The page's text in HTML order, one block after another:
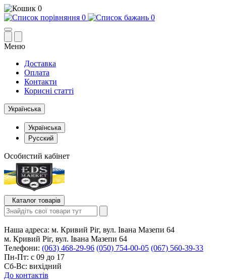
0
0
0
Меню
Доставка
Оплата
Контакти
Корисні статті
Українська
Українська
Русский
Особистий кабінет
Каталог товарів
Наша адреса: м. Кривий Ріг, вул. Івана Мазепи 64
м. Кривий Ріг, вул. Івана Мазепи 64
Телефони: (063) 468-29-96 (050) 754-00-05 (067) 560-39-33
Пн-Пт: с 09 до 17
Сб-Вс: вихідний
До контактів